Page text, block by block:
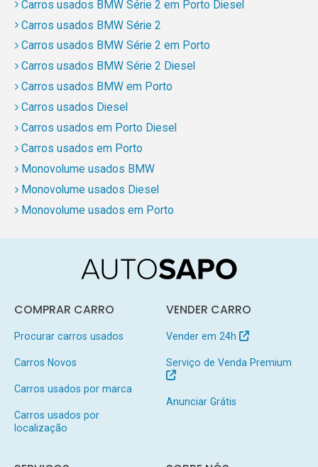
Carros usados BMW Série 2 em Porto Diesel
Carros usados BMW Série 2
Carros usados BMW Série 2 em Porto
Carros usados BMW Série 2 Diesel
Carros usados BMW em Porto
Carros usados Diesel
Carros usados em Porto Diesel
Carros usados em Porto
Monovolume usados BMW
Monovolume usados Diesel
Monovolume usados em Porto
COMPRAR CARRO
Procurar carros usados
Carros Novos
Carros usados por marca
Carros usados por
localização
VENDER CARRO
Vender em 24h
Serviço de Venda Premium
Anunciar Grátis